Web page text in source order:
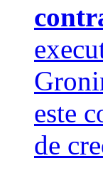
este
de